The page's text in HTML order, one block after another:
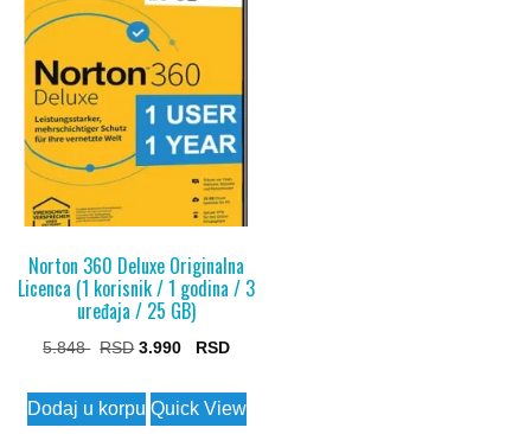
Norton 360 Deluxe Originalna
Licenca (1 korisnik / 1 godina / 3
uređaja / 25 GB)
5.848
Original
was:
3.990
Current
is:
Dodaj u korpu Quick View